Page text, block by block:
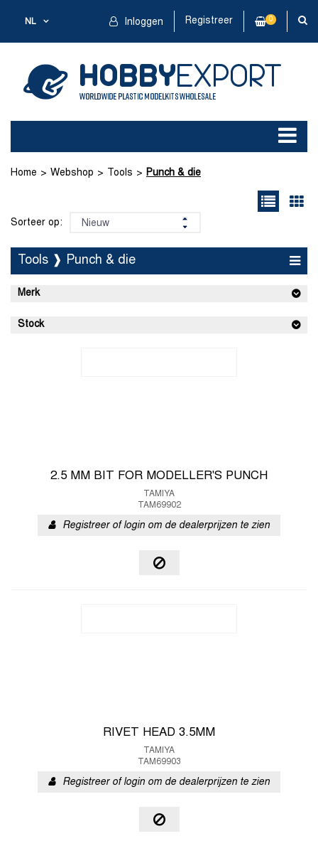
NL Inloggen Registreer 0
Home Webshop Tools Punch & die
Sorteer op:
Tools ❱ Punch & die
Merk
Stock
2.5 MM BIT FOR MODELLER'S PUNCH
TAMIYA
TAM69902
Registreer of login om de dealerprijzen te zien
RIVET HEAD 3.5MM
TAMIYA
TAM69903
Registreer of login om de dealerprijzen te zien